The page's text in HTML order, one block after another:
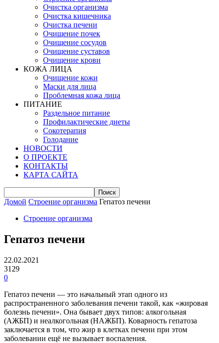
Очистка организма
Очистка кишечника
Очистка печени
Очищение почек
Очищение сосудов
Очищение суставов
Очищение крови
КОЖА ЛИЦА
Очищение кожи
Маски для лица
Проблемная кожа лица
ПИТАНИЕ
Раздельное питание
Профилактические диеты
Сокотерапия
Голодание
НОВОСТИ
О ПРОЕКТЕ
КОНТАКТЫ
КАРТА САЙТА
Домой Строение организма Гепатоз печени
Строение организма
Гепатоз печени
22.02.2021
3129
0
Гепатоз печени — это начальный этап одного из
распространенного заболевания печени такой, как «жировая
болезнь печени». Она бывает двух типов: алкогольная
(АЖБП) и неалкогольная (НАЖБП). Коварность гепатоза
заключается в том, что жир в клетках печени при этом
заболевании ещё не вызывает воспаления.